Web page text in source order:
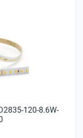
120-8.6W-